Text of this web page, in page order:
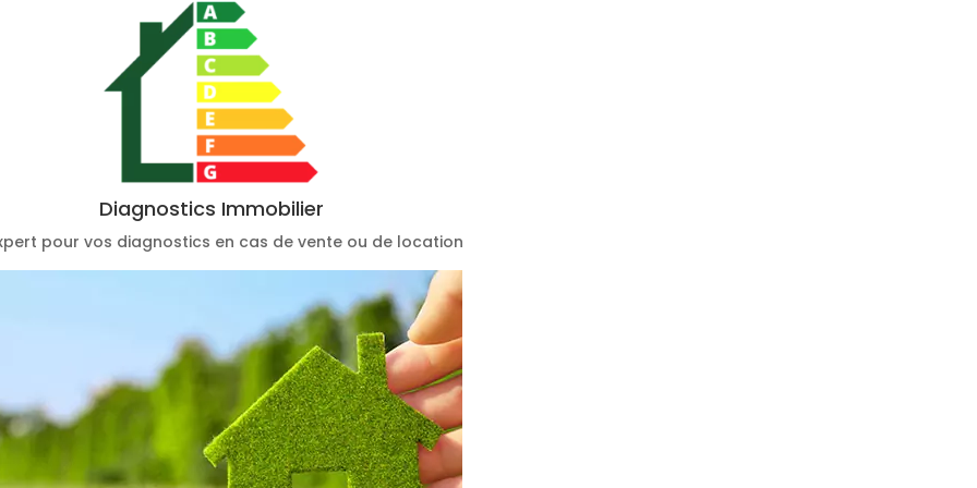
Diagnostics Immobilier
pour vos diagnostics en cas de vente ou de location